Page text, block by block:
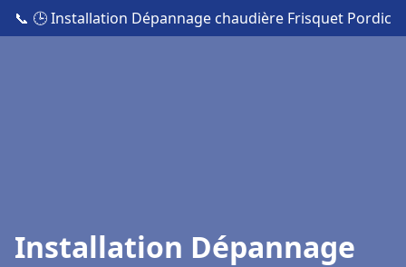
📞 🕒 Installation Dépannage chaudière Frisquet Pordic
Installation Dépannage